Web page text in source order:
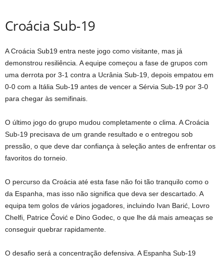
Croácia Sub-19
A Croácia Sub19 entra neste jogo como visitante, mas já
demonstrou resiliência. A equipe começou a fase de grupos com
uma derrota por 3-1 contra a Ucrânia Sub-19, depois empatou em
0-0 com a Itália Sub-19 antes de vencer a Sérvia Sub-19 por 3-0
para chegar às semifinais.
O último jogo do grupo mudou completamente o clima. A Croácia
Sub-19 precisava de um grande resultado e o entregou sob
pressão, o que deve dar confiança à seleção antes de enfrentar os
favoritos do torneio.
O percurso da Croácia até esta fase não foi tão tranquilo como o
da Espanha, mas isso não significa que deva ser descartado. A
equipa tem golos de vários jogadores, incluindo Ivan Barić, Lovro
Chelfi, Patrice Čović e Dino Godec, o que lhe dá mais ameaças se
conseguir quebrar rapidamente.
O desafio será a concentração defensiva. A Espanha Sub-19